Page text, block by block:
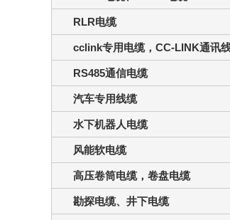
RLR电缆
cclink专用电缆，CC-LINK通讯
RS485通信电缆
汽车专用线缆
水下机器人电缆
风能软电缆
高压卷筒电缆，卷盘电缆
勘探电缆、井下电缆